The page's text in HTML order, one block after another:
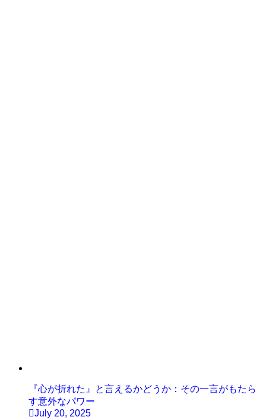
『心が折れた』と言えるかどうか：その一言がもたら
す意外なパワー
July 20, 2025